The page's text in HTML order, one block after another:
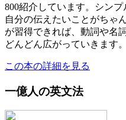
800紹介しています。シン
自分の伝えたいことがちゃ
が習得できれば、動詞や名
どんどん広がっていきます。
この本の詳細を見る
一億人の英文法